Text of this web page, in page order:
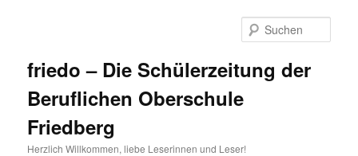
friedo – Die Schülerzeitung der
Beruflichen Oberschule
Friedberg
Herzlich Willkommen, liebe Leserinnen und Leser!